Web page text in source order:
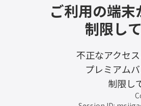
ご利用の端
制限し
不正なアクセ
プレミアム
制限し